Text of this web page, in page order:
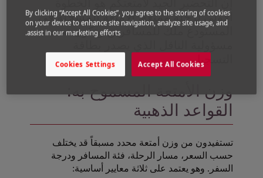
الأولى لرحلة ممتعة. الأمتعة المسجلة في
المستودع ملك للمسافرين وتكون تحت
التسجيل.
وزن الأمتعة المسموح به:
القواعد الذهبية
تستفيدون من وزن أمتعة محدد مسبقاً قد يختلف
حسب السعر، مسار الرحلة، فئة المسافر ودرجة
السفر. وهو يعتمد على ثلاثة معايير أساسية:
By clicking “Accept All Cookies”, you agree to the storing of cookies
on your device to enhance site navigation, analyze site usage, and
assist in our marketing efforts.
Accept All Cookies
Cookies Settings